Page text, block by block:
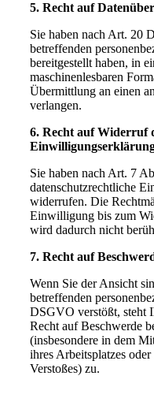
5. Recht auf
Sie haben nach Art. 20
betreffenden
bereitgestellt haben, in
maschinenlesbaren
Übermittlung an einen
verlangen.
6. Recht auf Widerruf
Sie haben nach Art. 7
datenschutzrechtliche
widerrufen. Die
Einwilligung bis zum
wird dadurch nicht
7. Recht auf
Wenn Sie der Ansicht
betreffenden
DSGVO verstößt, steht
Recht auf Beschwerde
(insbesondere in dem
ihres Arbeitsplatzes
Verstoßes) zu.